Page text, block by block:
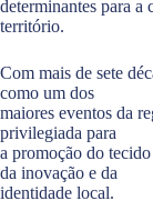
determinantes para a
território.
Com mais de sete
como um dos
maiores eventos da
privilegiada para
a promoção do
da inovação e da
identidade local.